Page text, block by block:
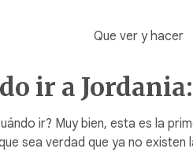
Que ver y hacer
ir a
ir? Muy bien, esta es la
sea verdad que ya no